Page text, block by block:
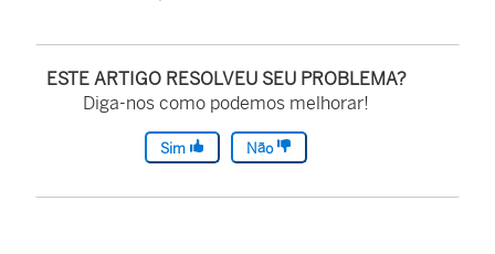
ESTE ARTIGO RESOLVEU SEU PROBLEMA?
Diga-nos como podemos melhorar!
Sim Não